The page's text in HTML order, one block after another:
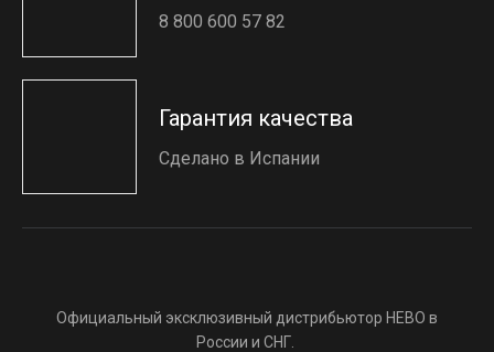
8 800 600 57 82
Гарантия качества
Сделано в Испании
Официальный эксклюзивный дистрибьютор HEBO в
России и СНГ.